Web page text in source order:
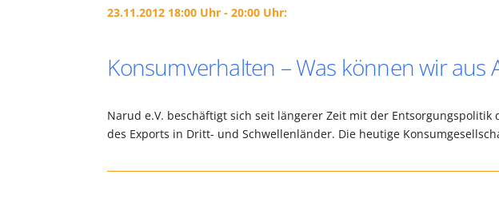
23.11.2012 18:00 Uhr - 20:00 Uhr:
Konsumverhalten – Was können wir aus
Narud e.V. beschäftigt sich seit längerer Zeit mit der
des Exports in Dritt- und Schwellenländer. Die heutige